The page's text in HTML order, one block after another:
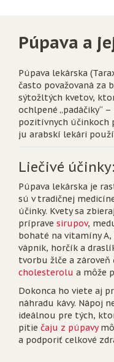
Púpava a
Púpava lekárska
často považovaná za
sýtožltých kvetov,
ochlpené „padáčiky“
pozitívnych účinkoch
ju arabskí lekári
Liečivé účinky:
Púpava lekárska je
sú v tradičnej
účinky. Kvety sa
príprave sirupov,
bohaté na vitamíny A,
vápnik, horčík a
tvorbu žlče a zároveň
cholesterolu a môže
Dokonca ho viete aj
náhradu kávy. Nápoj
ideálnou pre tých,
pitie čaju z púpavy
a podporiť celkové